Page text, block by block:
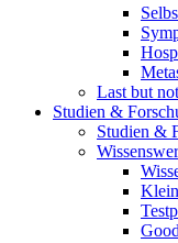
Last but
Studien &
Studien &